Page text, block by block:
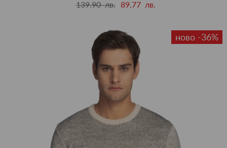
139.90 лв.
89.77 лв.
ново -36%